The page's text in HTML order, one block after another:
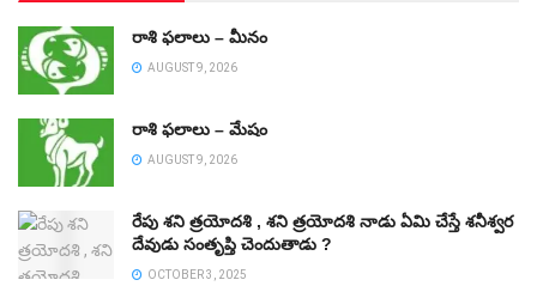
రాశి ఫలాలు – మీనం
AUGUST 9, 2026
రాశి ఫలాలు – మేషం
AUGUST 9, 2026
రేపు శని త్రయోదశి , శని త్రయోదశి నాడు ఏమి చేస్తే శనీశ్వర
దేవుడు సంతృప్తి చెందుతాడు ?
OCTOBER 3, 2025